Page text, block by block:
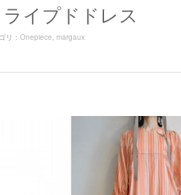
ライプドドレス
リ ： Onepiece margaux